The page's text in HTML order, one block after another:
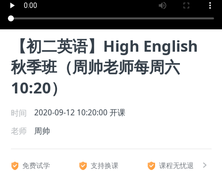
【初二英语】High English
秋季班（周帅老师每周六
10:20）
时间 2020-09-12 10:20:00 开课
老师
周帅
免费试学 支持换课 课程无忧退